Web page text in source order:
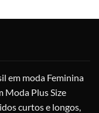
em moda Feminina
Moda Plus Size
curtos e longos,